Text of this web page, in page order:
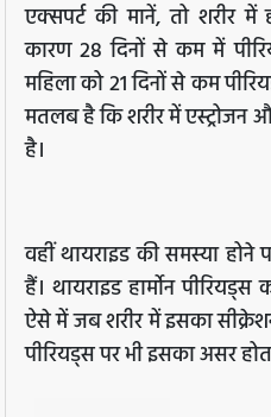
एक्सपर्ट की मानें, तो शरीर में
कारण 28 दिनों से कम में
महिला को 21 दिनों से कम
मतलब है कि शरीर में एस्ट्रोजन
है।
वहीं थायराइड की समस्या
हैं। थायराइड हार्मोन
ऐसे में जब शरीर में इसका
पीरियड्स पर भी इसका असर